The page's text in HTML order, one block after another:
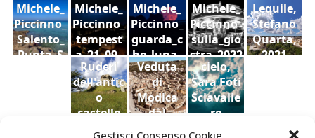
Gestisci Consenso Cookie
Michele_
Piccinno_
Salento_
Punta_S
Michele_
Piccinno_
tempest
a_21_09_
2022
Michele_
Piccinno_
guarda_c
he_luna_
2022
Michele_
Piccinno_
sulla_gio
stra_2022
Lequile,
Stefano
Quarta,
2021
Ruderi
dell'antic
o
castello
di Aidone
Veduta
di
Modica
dal
cielo,
Sara Foti
Sciavalie
re